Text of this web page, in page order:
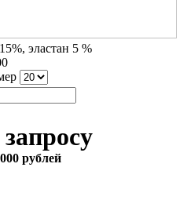
эластан 5 %
рублей